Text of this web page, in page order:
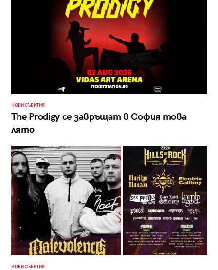
НОВИ СЪБИТИЯ
The Prodigy се завръщат в София това
лято
НОВИ СЪБИТИЯ